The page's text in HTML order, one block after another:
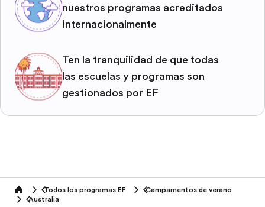
nuestros programas acreditados
internacionalmente
Ten la tranquilidad de que todas
las escuelas y programas son
gestionados por EF
home Todos los programas EF
Campamentos de verano
Australia